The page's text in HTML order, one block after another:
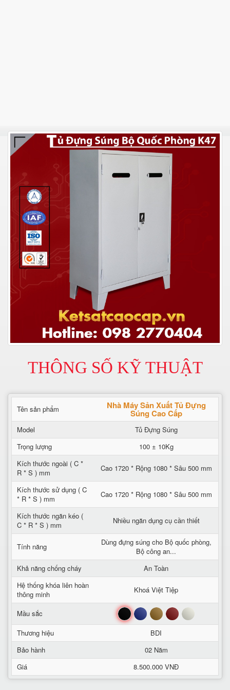
THÔNG SỐ KỸ THUẬT
Tên sản phẩm Nhà Máy Sản Xuất Tủ Đựng
Súng Cao Cấp
Model
Tủ Đựng Súng
Trọng lượng
100 ± 10Kg
Kích thước ngoài ( C *
R * S ) mm
Cao 1720 * Rộng 1080 * Sâu 500 mm
Kích thước sử dụng ( C
* R * S ) mm
Cao 1720 * Rộng 1080 * Sâu 500 mm
Kích thước ngăn kéo (
C * R * S ) mm
Nhiều ngăn dụng cụ cần thiết
Tính năng
Dùng đựng súng cho Bộ quốc phòng,
Bộ công an...
Khả năng chống cháy
An Toàn
Hệ thống khóa liên hoàn
thông minh
Khoá Việt Tiệp
Mầu sắc Đen Xanh Nâu Đỏ Trắng
Thương hiệu
BDI
Bảo hành
02 Năm
Giá
8.500.000 VNĐ